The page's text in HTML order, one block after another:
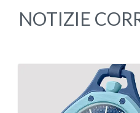
NOTIZIE